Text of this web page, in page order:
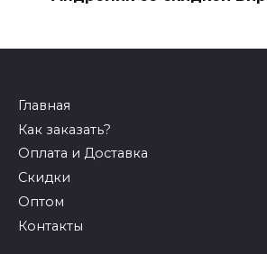
Главная
Как заказать?
Оплата и Доставка
Скидки
Оптом
Контакты